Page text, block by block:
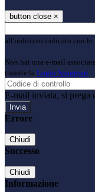
button close ×
all'indirizzo indicato con le
Non hai una e-mail
tramite la Login Spaggiari
E-mail inviata, si prega
Errore
Chiudi
Successo
Chiudi
Informazione